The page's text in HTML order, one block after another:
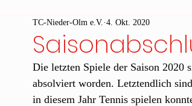
TC-Nieder-Olm e.V. 4. Okt. 2020
Die letzten Spiele der Saison 2020
absolviert worden. Letztendlich
in diesem Jahr Tennis spielen